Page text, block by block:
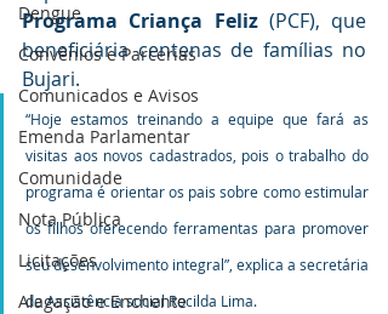
Dengue
Convênios e Parcerias
Comunicados e Avisos
Emenda Parlamentar
Comunidade
Nota Pública
Licitações
Alagação e Enchente
Programa Criança Feliz (PCF), que
beneficiária centenas de famílias no
Bujari.
“Hoje estamos treinando a equipe que fará as
visitas aos novos cadastrados, pois o trabalho do
programa é orientar os pais sobre como estimular
os filhos oferecendo ferramentas para promover
seu desenvolvimento integral”, explica a secretária
de Assistência social Rocilda Lima.